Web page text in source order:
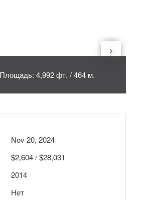
Площадь: 4,992 фт. / 464 м.
Nov 20, 2024
$2,604 / $28,031
2014
Нет